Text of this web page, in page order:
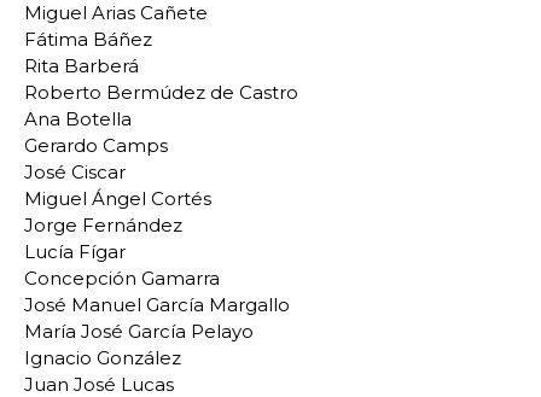
Miguel Arias Cañete
Fátima Báñez
Rita Barberá
Roberto Bermúdez de Castro
Ana Botella
Gerardo Camps
José Ciscar
Miguel Ángel Cortés
Jorge Fernández
Lucía Fígar
Concepción Gamarra
José Manuel García Margallo
María José García Pelayo
Ignacio González
Juan José Lucas